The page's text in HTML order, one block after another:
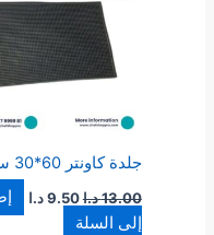
جلدة كاونتر 60*30 سم
13.00د.ا9.50 د.ا
إلى السلة